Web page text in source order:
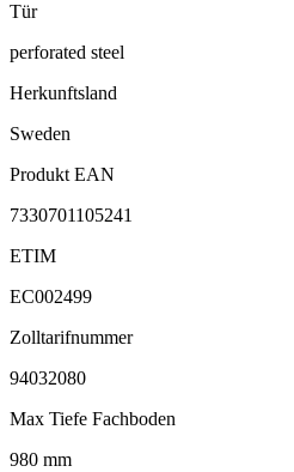
Tür
perforated steel
Herkunftsland
Sweden
Produkt EAN
7330701105241
ETIM
EC002499
Zolltarifnummer
94032080
Max Tiefe Fachboden
980 mm